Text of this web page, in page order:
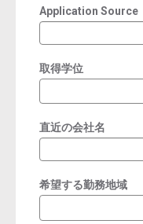
Application Source
取得学位
直近の会社名
希望する勤務地域